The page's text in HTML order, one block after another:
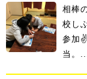
相棒
校し
参加
当。